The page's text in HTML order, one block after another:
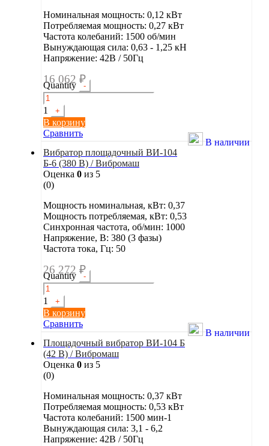
Номинальная мощность: 0,12 кВт
Потребляемая мощность: 0,27 кВт
Частота колебаний: 1500 об/мин
Вынуждающая сила: 0,63 - 1,25 кН
Напряжение: 42В / 50Гц
16 062 ₽
Quantity -
1 +
В корзину
Сравнить
В наличии
Вибратор площадочный ВИ-104
Б-6 (380 В) / Вибромаш
Оценка 0 из 5
(0)
Мощность номинальная, кВт: 0,37
Мощность потребляемая, кВт: 0,53
Синхронная частота, об/мин: 1000
Напряжение, В: 380 (3 фазы)
Частота тока, Гц: 50
26 272 ₽
Quantity -
1 +
В корзину
Сравнить
В наличии
Площадочный вибратор ВИ-104 Б
(42 В) / Вибромаш
Оценка 0 из 5
(0)
Номинальная мощность: 0,37 кВт
Потребляемая мощность: 0,53 кВт
Частота колебаний: 1500 мин-1
Вынуждающая сила: 3,1 - 6,2
Напряжение: 42В / 50Гц